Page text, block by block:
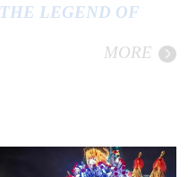
THE LEGEND OF
MORE